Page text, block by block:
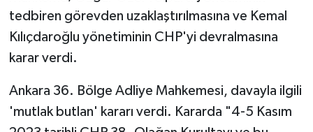
tedbiren görevden uzaklaştırılmasına ve Kemal
Kılıçdaroğlu yönetiminin CHP'yi devralmasına
karar verdi.
Ankara 36. Bölge Adliye Mahkemesi, davayla ilgili
'mutlak butlan' kararı verdi. Kararda "4-5 Kasım